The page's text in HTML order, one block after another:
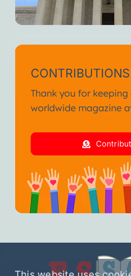
CONTRIBUTIONS
Thank you for keeping
worldwide magazine